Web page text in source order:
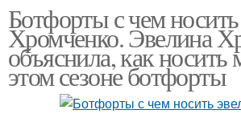
Ботфорты с чем
Хромченко. Эвелина
объяснила, как носить
этом сезоне ботфорты